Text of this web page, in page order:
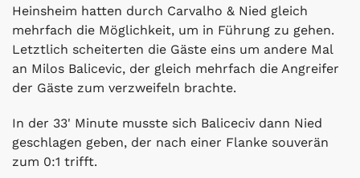
Heinsheim hatten durch Carvalho & Nied gleich
mehrfach die Möglichkeit, um in Führung zu gehen.
Letztlich scheiterten die Gäste eins um andere Mal
an Milos Balicevic, der gleich mehrfach die Angreifer
der Gäste zum verzweifeln brachte.
In der 33' Minute musste sich Baliceciv dann Nied
geschlagen geben, der nach einer Flanke souverän
zum 0:1 trifft.